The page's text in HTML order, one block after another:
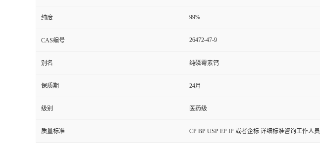
纯度 99%
CAS编号 26472-47-9
别名 纯磷霉素钙
保质期 24月
级别 医药级
质量标准 CP BP USP EP IP 或者企标 详细标准咨询工作人员